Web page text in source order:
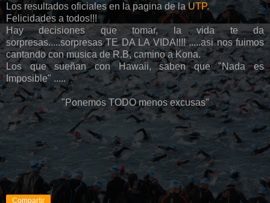
Los resultados oficiales en la pagina de laUTP.
Felicidades a todos!!!
Hay decisiones que tomar, la vida te da
sorpresas.....sorpresas TE DA LA VIDA!!!! .....asi nos fuimos
cantando con musica de R.B, camino a Kona.
Los que sueñan con Hawaii, saben que "Nada es
Imposible" .....
"Ponemos TODO menos excusas"
Compartir